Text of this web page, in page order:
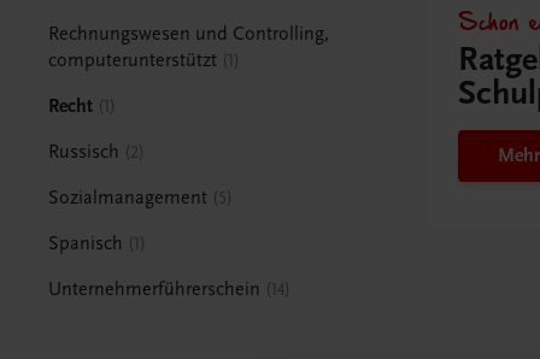
Rechnungswesen und Controlling,
computerunterstützt 1
Recht 1
Russisch 2
Sozialmanagement 5
Spanisch 1
Unternehmerführerschein 14
Schon